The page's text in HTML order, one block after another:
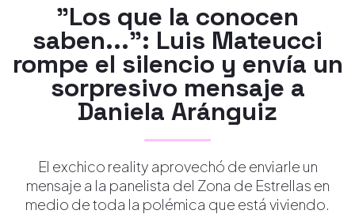
"Los que la conocen
saben...": Luis Mateucci
rompe el silencio y envía un
sorpresivo mensaje a
Daniela Aránguiz
El exchico reality aprovechó de enviarle un
mensaje a la panelista del Zona de Estrellas en
medio de toda la polémica que está viviendo.